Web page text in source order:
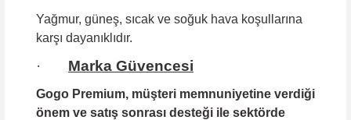
Yağmur, güneş, sıcak ve soğuk hava koşullarına
karşı dayanıklıdır.
· Marka Güvencesi
Gogo Premium, müşteri memnuniyetine verdiği
önem ve satış sonrası desteği ile sektörde